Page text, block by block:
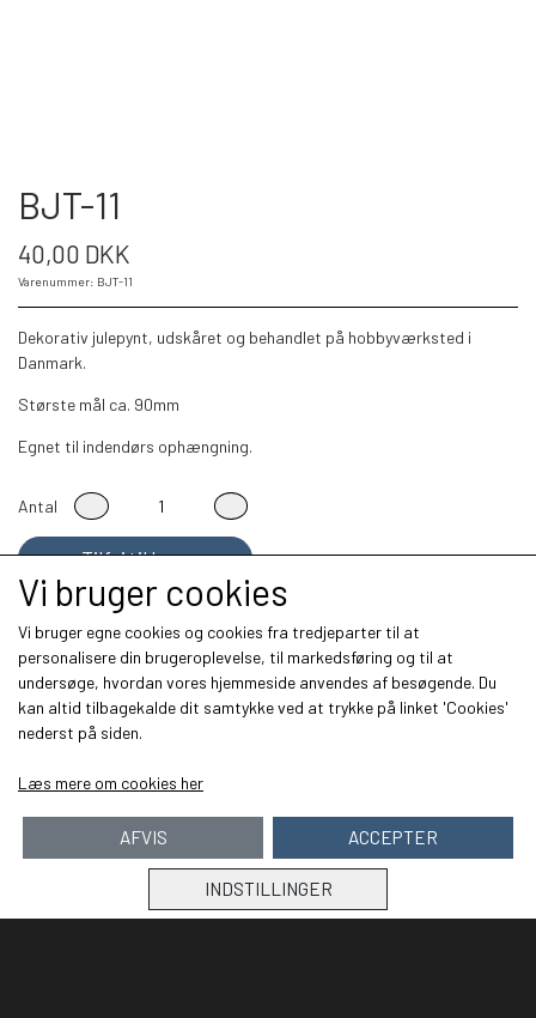
BJT-11
40,00 DKK
Varenummer: BJT-11
Dekorativ julepynt, udskåret og behandlet på hobbyværksted i
Danmark.
Største mål ca. 90mm
Egnet til indendørs ophængning.
Antal
Tilføj til kurv
Kontakt:
Balslev Tech
Nørrskovvej 9
Vi bruger cookies
Vi bruger egne cookies og cookies fra tredjeparter til at
personalisere din brugeroplevelse, til markedsføring og til at
undersøge, hvordan vores hjemmeside anvendes af besøgende. Du
kan altid tilbagekalde dit samtykke ved at trykke på linket 'Cookies'
nederst på siden.
Læs mere om cookies her
INDSTILLINGER
AFVIS ACCEPTER